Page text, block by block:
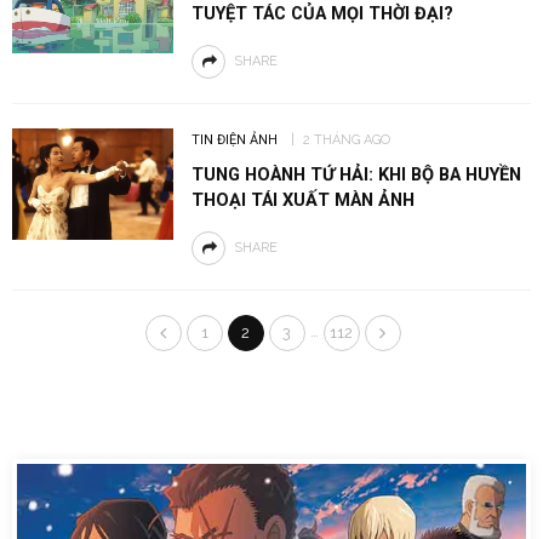
TUYỆT TÁC CỦA MỌI THỜI ĐẠI?
SHARE
TIN ĐIỆN ẢNH 2 THÁNG AGO
TUNG HOÀNH TỨ HẢI: KHI BỘ BA HUYỀN
THOẠI TÁI XUẤT MÀN ẢNH
SHARE
1 2 3 … 112